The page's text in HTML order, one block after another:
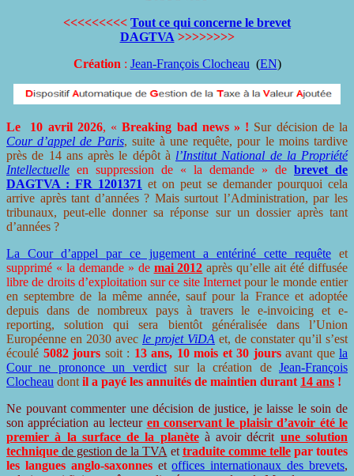
<<<<<<<<< Tout ce qui concerne le brevet
DAGTVA >>>>>>>>
Création : Jean-François Clocheau (EN)
Le 10 avril 2026, «Breaking bad news» ! Sur décision de la
Cour d’appel de Paris, suite à une requête, pour le moins tardive
près de 14 ans après le dépôt à l’Institut National de la Propriété
Intellectuelle en suppression de « la demande » de brevet de
DAGTVA : FR 1201371 et on peut se demander pourquoi cela
arrive après tant d’années ? Mais surtout l’Administration, par les
tribunaux, peut-elle donner sa réponse sur un dossier après tant
d’années ?
La Cour d’appel par ce jugement a entériné cette requête et
supprimé « la demande » de mai 2012 après qu’elle ait été diffusée
libre de droits d’exploitation sur ce site Internetpour le monde entier
en septembre de la même année, sauf pour la France et adoptée
depuis dans de nombreux pays à travers le e-invoicing et e-
reporting, solution qui sera bientôt généralisée dans l’Union
Européenne en 2030 avec le projet ViDA et, de constater qu’il s’est
écoulé 5082 jours soit : 13 ans, 10 mois et 30 jours avant que la
Cour ne prononce un verdict sur la création deJean-François
Clocheau dont il a payé les annuités de maintien durant 14 ans !
Ne pouvant commenter une décision de justice, je laisse le soin de
son appréciation au lecteur en conservant le plaisir d’avoir été le
premier à la surface de la planèteà avoir décrit une solution
technique de gestion de la TVA et traduite comme tellepar toutes
les langues anglo-saxonnesetoffices internationaux des brevets,